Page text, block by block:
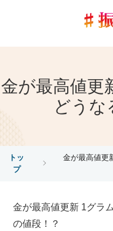
金が最高値更
どうな
トッ
プ
金が最高値更
金が最高値更新 1グラ
の値段！？